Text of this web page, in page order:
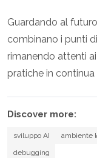
Guardando al
combinano i punti
rimanendo attenti
pratiche in
Discover more:
sviluppo AI ambiente
debugging